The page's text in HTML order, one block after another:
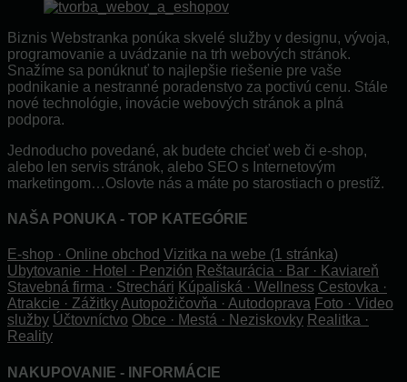
Biznis Webstranka ponúka skvelé služby v designu, vývoja,
programovanie a uvádzanie na trh webových stránok.
Snažíme sa ponúknuť to najlepšie riešenie pre vaše
podnikanie a nestranné poradenstvo za poctivú cenu. Stále
nové technológie, inovácie webových stránok a plná
podpora.
Jednoducho povedané, ak budete chcieť web či e-shop,
alebo len servis stránok, alebo SEO s Internetovým
marketingom…Oslovte nás a máte po starostiach o prestíž.
NAŠA PONUKA - TOP KATEGÓRIE
E-shop · Online obchod Vizitka na webe (1 stránka)
Ubytovanie · Hotel · Penzión Reštaurácia · Bar · Kaviareň
Stavebná firma · Strechári Kúpaliská · Wellness Cestovka ·
Atrakcie · ZážitkyAutopožičovňa · Autodoprava Foto · Video
služby Účtovníctvo Obce · Mestá · Neziskovky Realitka ·
Reality
NAKUPOVANIE - INFORMÁCIE